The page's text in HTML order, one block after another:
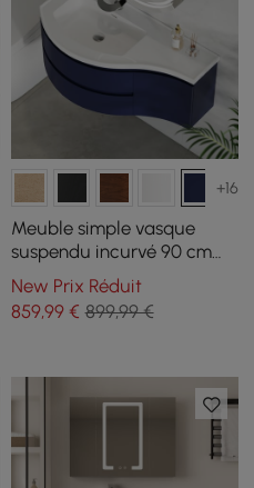
+16
Meuble simple vasque
suspendu incurvé 90 cm
avec rangement
New Prix Réduit
859,99€ 899,99 €